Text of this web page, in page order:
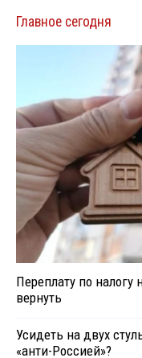
Главное сегодня
Переплату по
вернуть
Усидеть на двух
«анти-Россией»?